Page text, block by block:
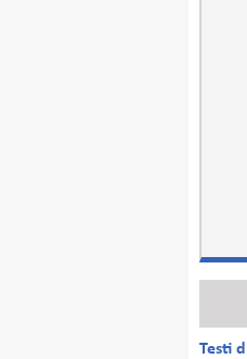
Testi